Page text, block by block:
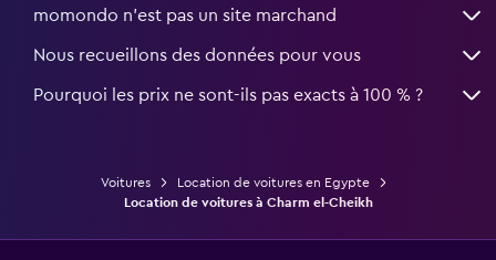
momondo n'est pas un site marchand
Nous recueillons des données pour vous
Pourquoi les prix ne sont-ils pas exacts à 100 % ?
Voitures
Location de voitures en Egypte
Location de voitures à Charm el-Cheikh